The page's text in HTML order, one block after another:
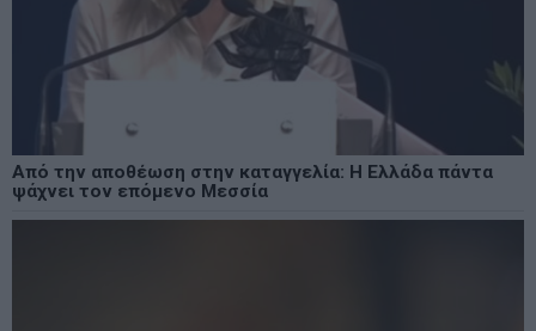
Από την αποθέωση στην καταγγελία: Η Ελλάδα πάντα
ψάχνει τον επόμενο Μεσσία